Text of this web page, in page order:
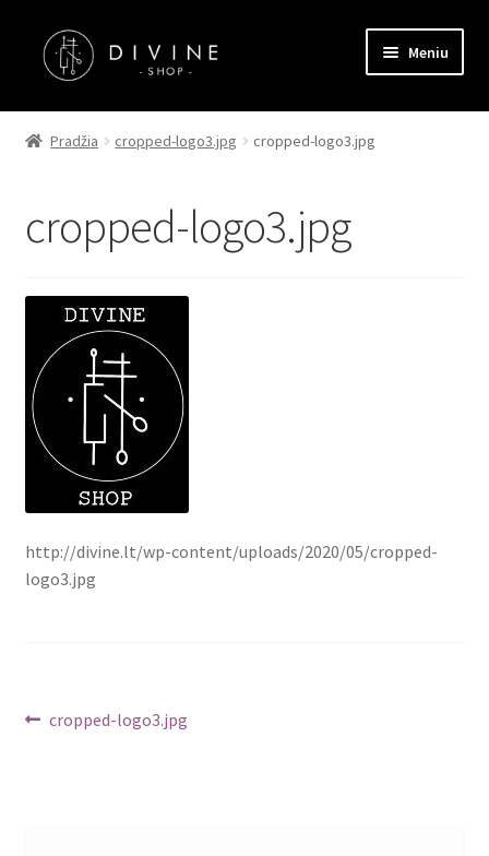
Pereiti
prie
Pereiti
prie
Meniu
Pagrindinis
Kontaktai
Apmokėjimas
Pradžia cropped-logo3.jpg cropped-logo3.jpg
cropped-logo3.jpg
http://divine.lt/wp-content/uploads/2020/05/cropped-
logo3.jpg
Navigacija
Ankstenis
cropped-logo3.jpg